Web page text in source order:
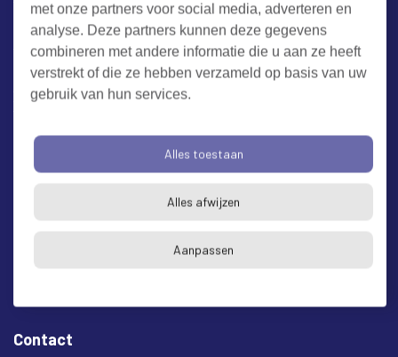
met onze partners voor social media, adverteren en
analyse. Deze partners kunnen deze gegevens
combineren met andere informatie die u aan ze heeft
verstrekt of die ze hebben verzameld op basis van uw
gebruik van hun services.
Alles toestaan
Alles afwijzen
Aanpassen
Milieuklacht melden
Algemene voorwaarden
Toegankelijkheid
Bezoekadres en postadres
* op afspraak
RUD Zeeland
Buitenruststraat 6
Contact